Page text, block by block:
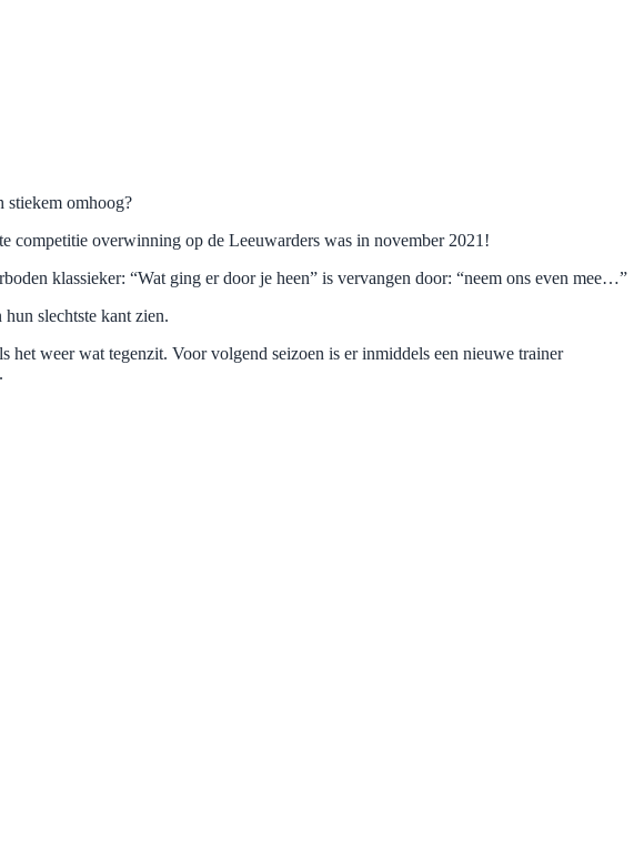
stiekem omhoog?
competitie overwinning op de Leeuwarders was in november 2021!
klassieker: “Wat ging er door je heen” is vervangen door: “neem ons even mee…”
slechtste kant zien.
weer wat tegenzit. Voor volgend seizoen is er inmiddels een nieuwe trainer